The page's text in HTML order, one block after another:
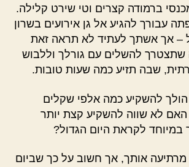
ברמודה קצרים וטי שירט קלילה.
עבורך להגיע אל גן אירועים בשרון
– אך אשתך לעתיד לא תראה זאת
שתצטרך להשלים עם גורלך וללבוש
שבה תזיע כמה שעות טובות.
להשקיע כמה אלפי שקלים
לא שווה להשקיע קצת יותר
לקראת היום הגדול?
אותך, אך חשוב על כך שביום